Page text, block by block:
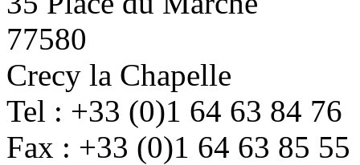
77580
Crecy la Chapelle
Tel : +33 (0)1 64 63 84 76
Fax : +33 (0)1 64 63 85 55